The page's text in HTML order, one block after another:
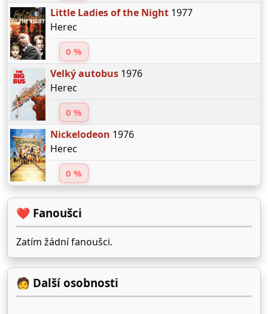
Little Ladies of the Night1977
Herec
0 %
Velký autobus1976
Herec
0 %
Nickelodeon 1976
Herec
0 %
❤️ Fanoušci
Zatím žádní fanoušci.
🧑 Další osobnosti